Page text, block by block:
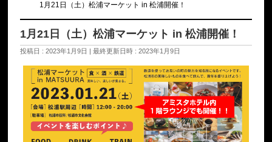
1月21日（土）松浦マーケット in 松浦開催！
1月21日（土）松浦マーケット in 松浦開催！
投稿日 : 2023年1月9日 最終更新日時 : 2023年1月9日